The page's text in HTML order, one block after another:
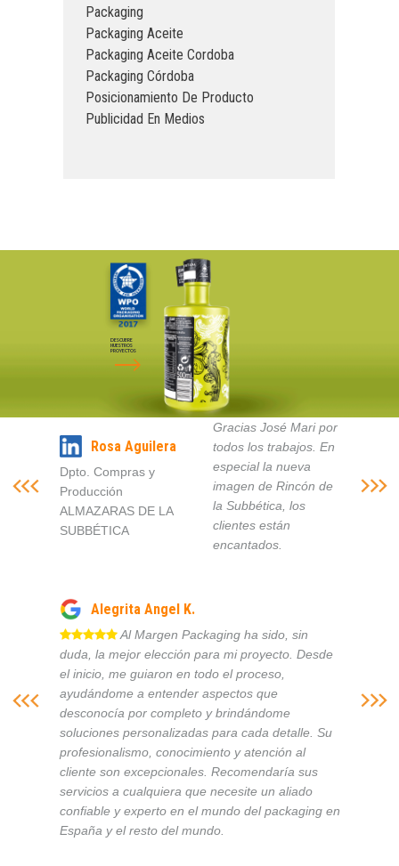
Packaging
Packaging Aceite
Packaging Aceite Cordoba
Packaging Córdoba
Posicionamiento De Producto
Publicidad En Medios
DESCUBRE
NUESTROS
PROYECTOS
Rosa Aguilera
Dpto. Compras y
Producción
ALMAZARAS DE LA
SUBBÉTICA
Gracias José Mari por
todos los trabajos. En
especial la nueva
imagen de Rincón de
la Subbética, los
clientes están
encantados.
Alegrita Angel K.
Al Margen Packaging ha sido, sin
duda, la mejor elección para mi proyecto. Desde
el inicio, me guiaron en todo el proceso,
ayudándome a entender aspectos que
desconocía por completo y brindándome
soluciones personalizadas para cada detalle. Su
profesionalismo, conocimiento y atención al
cliente son excepcionales. Recomendaría sus
servicios a cualquiera que necesite un aliado
confiable y experto en el mundo del packaging en
España y el resto del mundo.